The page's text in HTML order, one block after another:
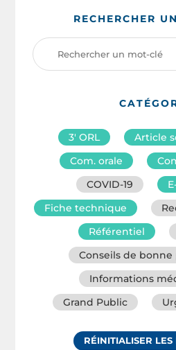
RECHERCHER
3′ ORL
Article
Com. orale
COVID-19
Fiche technique
Référentiel
Conseils de bonne
Informations
Grand Public
RÉINITIALISER LES